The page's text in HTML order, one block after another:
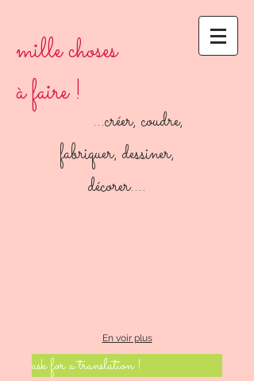
mille choses
à faire !
...créer, coudre,
fabriquer, dessiner,
décorer....
En voir plus
ask for a translation !